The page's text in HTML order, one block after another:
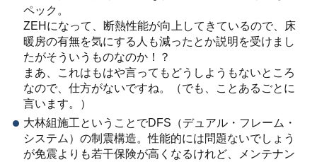
ペック。
ZEHになって、断熱性能が向上してきているので、床
暖房の有無を気にする人も減ったとか説明を受けまし
たがそういうものなのか！？
まあ、これはもはや言ってもどうしようもないところ
なので、仕方がないですね。（でも、ことあるごとに
言います。）
大林組施工ということでDFS（デュアル・フレーム・
システム）の制震構造。性能的には問題ないでしょう
が免震よりも若干保険が高くなるけれど、メンテナン